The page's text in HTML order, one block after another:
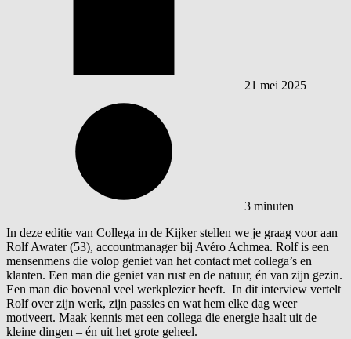
21 mei 2025
3 minuten
In deze editie van Collega in de Kijker stellen we je graag voor aan
Rolf Awater (53), accountmanager bij Avéro Achmea. Rolf is een
mensenmens die volop geniet van het contact met collega’s en
klanten. Een man die geniet van rust en de natuur, én van zijn gezin.
Een man die bovenal veel werkplezier heeft. In dit interview vertelt
Rolf over zijn werk, zijn passies en wat hem elke dag weer
motiveert. Maak kennis met een collega die energie haalt uit de
kleine dingen – én uit het grote geheel.